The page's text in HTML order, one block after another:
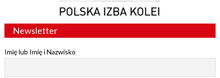
Newsletter
Imię lub Imię i Nazwisko